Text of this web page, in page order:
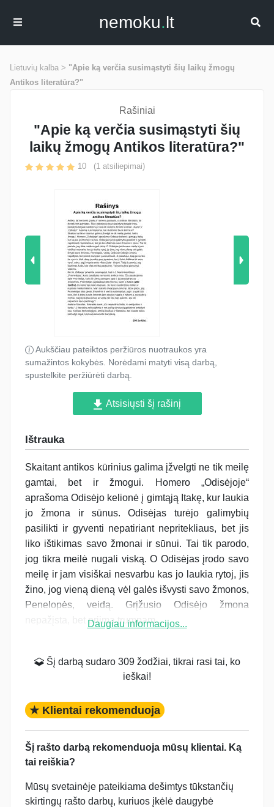
nemoku.lt
Lietuvių kalba > "Apie ką verčia susimąstyti šių laikų žmogų
Antikos literatūra?"
Rašiniai
"Apie ką verčia susimąstyti šių
laikų žmogų Antikos literatūra?"
10 (1 atsiliepimai)
Aukščiau pateiktos peržiūros nuotraukos yra
sumažintos kokybės. Norėdami matyti visą darbą,
spustelkite peržiūrėti darbą.
Atsisiųsti šį rašinį
Ištrauka
Skaitant antikos kūrinius galima įžvelgti ne tik meilę
gamtai, bet ir žmogui. Homero „Odisėjoje“
aprašoma Odisėjo kelionė į gimtąją Itakę, kur laukia
jo žmona ir sūnus. Odisėjas turėjo galimybių
pasilikti ir gyventi nepatiriant nepritekliaus, bet jis
liko ištikimas savo žmonai ir sūnui. Tai tik parodo,
jog tikra meilė nugali viską. O Odisėjas įrodo savo
meilę ir jam visiškai nesvarbu kas jo laukia rytoj, jis
žino, jog vieną dieną vėl galės išvysti savo žmonos,
Penelopės, veidą. Grįžusio Odisėjo žmona
nepažįsta, bet priima trumpam...
Daugiau informacijos...
Šį darbą sudaro 309 žodžiai, tikrai rasi tai, ko
ieškai!
★ Klientai rekomenduoja
Šį rašto darbą rekomenduoja mūsų klientai. Ką
tai reiškia?
Mūsų svetainėje pateikiama dešimtys tūkstančių
skirtingų rašto darbų, kuriuos įkėlė daugybė